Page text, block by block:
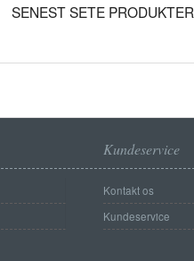
SENEST SETE PRODUKTER
Kundeservice
Kontakt os
Kundeservice